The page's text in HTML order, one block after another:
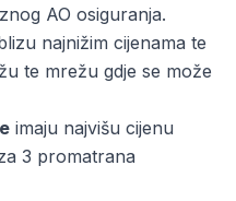
AO osiguranja.
najnižim cijenama te
te mrežu gdje se može
imaju najvišu cijenu
3 promatrana